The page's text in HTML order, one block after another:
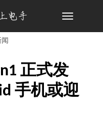
Toggle
闻
正式发
手机或迎